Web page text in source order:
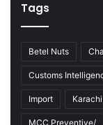
Tags
Betel Nuts
Customs
Import
MCC Preventive/